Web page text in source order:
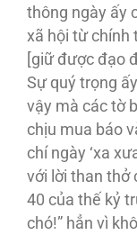
thông ngày ấy
xã hội từ chính
[giữ được đạo
Sự quý trọng
vậy mà các tờ
chịu mua báo
chí ngày ‘xa
với lời than thở
40 của thế kỷ
chó!” hẳn vì